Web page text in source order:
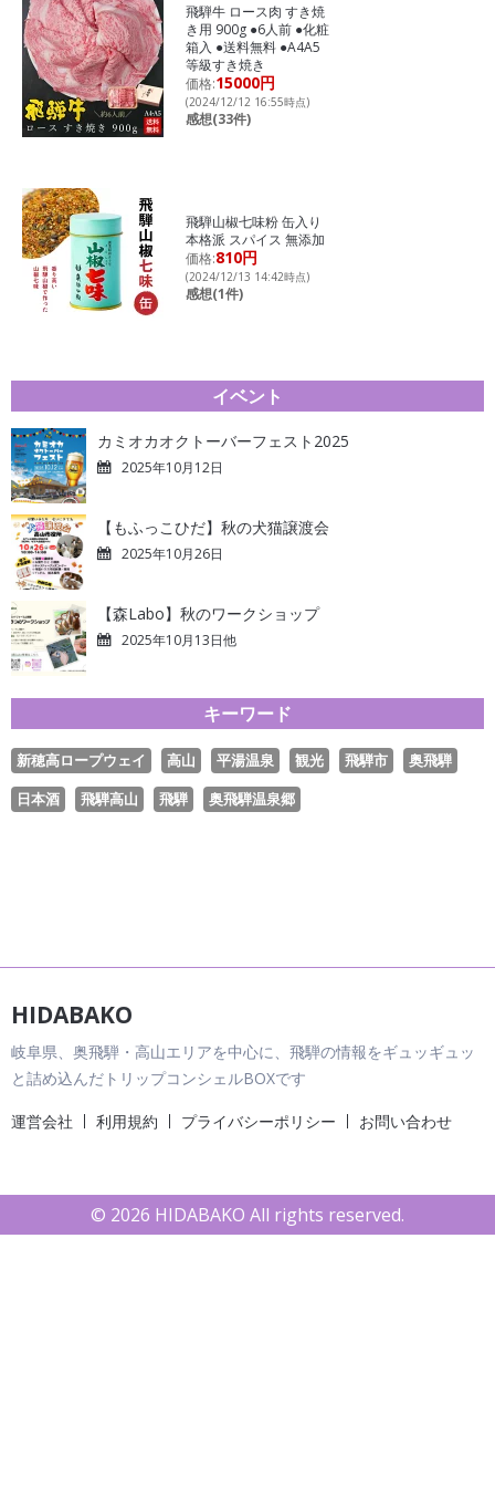
飛騨牛 ロース肉 すき焼
き用 900g ●6人前 ●化粧
箱入 ●送料無料 ●A4A5
等級すき焼き
価格:15000円
(2024/12/12 16:55時点)
感想(33件)
飛騨山椒七味粉 缶入り
本格派 スパイス 無添加
価格:810円
(2024/12/13 14:42時点)
感想(1件)
イベント
カミオカオクトーバーフェスト2025
2025年10月12日
【もふっこひだ】秋の犬猫譲渡会
2025年10月26日
【森Labo】秋のワークショップ
2025年10月13日他
キーワード
新穂高ロープウェイ 高山 平湯温泉 観光 飛騨市
奥飛騨
日本酒
飛騨高山 飛騨 奥飛騨温泉郷
HIDABAKO
岐阜県、奥飛騨・高山エリアを中心に、飛騨の情報をギュッギュッ
と詰め込んだトリップコンシェルBOXです
運営会社 利用規約 プライバシーポリシー お問い合わせ
© 2026 HIDABAKO All rights reserved.